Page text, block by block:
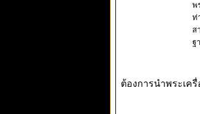
พ
ท่
ส
ฐ
ต้องการนำพระเครื่